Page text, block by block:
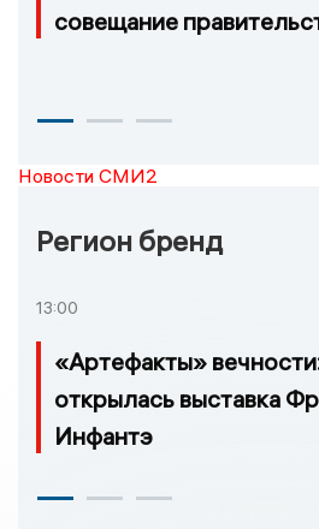
совещание
Новости СМИ2
Регион бренд
13:00
«Артефакты»
открылась выставка
Инфантэ